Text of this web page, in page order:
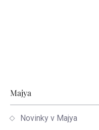
Zápätie
Majya
Novinky v Majya